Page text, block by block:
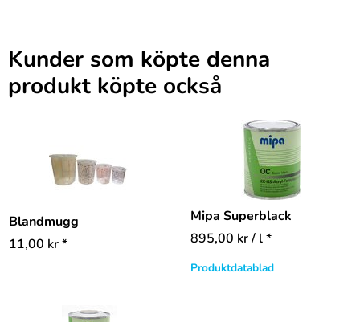
Kunder som köpte denna
produkt köpte också
Blandmugg
11,00 kr*
Mipa Superblack
895,00 kr/ l *
Produktdatablad